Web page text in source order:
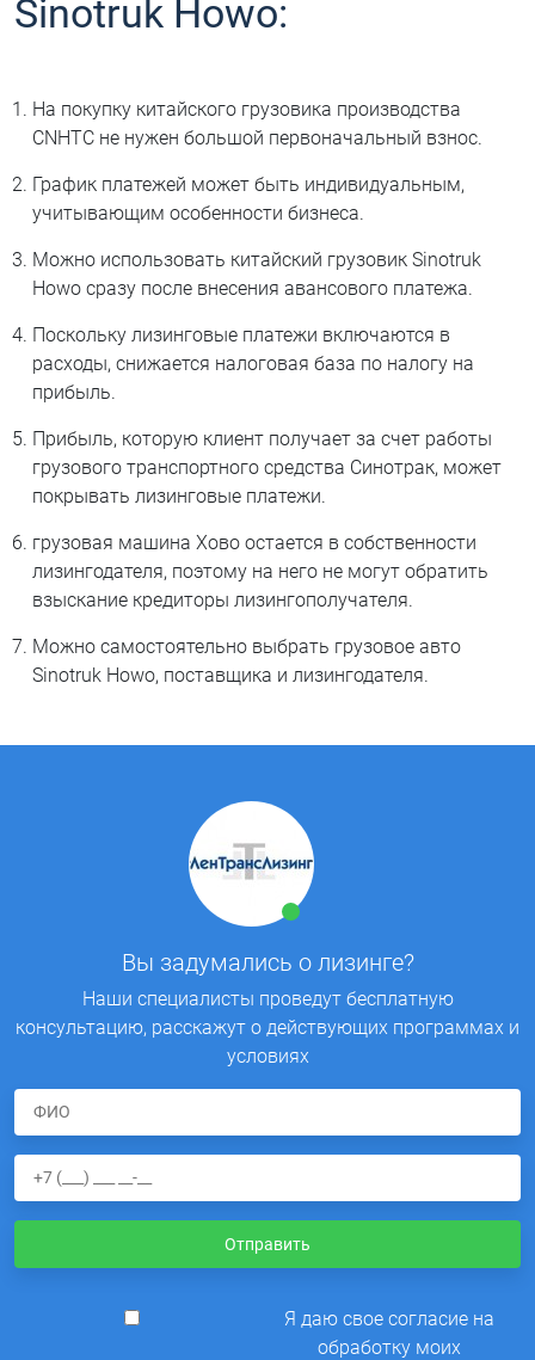
Sinotruk Howo:
На покупку китайского грузовика производства
CNHTC не нужен большой первоначальный взнос.
График платежей может быть индивидуальным,
учитывающим особенности бизнеса.
Можно использовать китайский грузовик Sinotruk
Howo сразу после внесения авансового платежа.
Поскольку лизинговые платежи включаются в
расходы, снижается налоговая база по налогу на
прибыль.
Прибыль, которую клиент получает за счет работы
грузового транспортного средства Синотрак, может
покрывать лизинговые платежи.
грузовая машина Хово остается в собственности
лизингодателя, поэтому на него не могут обратить
взыскание кредиторы лизингополучателя.
Можно самостоятельно выбрать грузовое авто
Sinotruk Howo, поставщика и лизингодателя.
Вы задумались о лизинге?
Наши специалисты проведут бесплатную
консультацию, расскажут о действующих программах и
условиях
Отправить
Я даю свое согласие на
обработку моих